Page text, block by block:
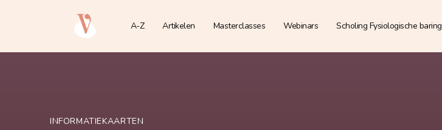
A-Z Artikelen Masterclasses Webinars Scholing Fysiologische baring
INFORMATIEKAARTEN